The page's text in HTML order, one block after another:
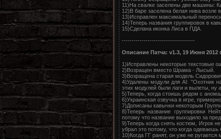
11)На свалке заселены две машины:
12)В баре заселена белая нива
13)Исправлен максимальный
14)Теперь названия группировок в
15)Сделана иконка Лиса в ПДА.
-------------------------------------
Описание Патча: v1.3, 19 Июня 2012
1)Исправлены некоторые текстовые
2)Возращен вместо Шрама - Лысый.
3)Возращена старая модель
4)Удалены модули для AI: "Охотник
этих модулей были лаги и вылеты, ну
5)Теперь, когда стоишь рядом с
6)Украинская озвучка в игре,
7)Дописаны кавычки некоторым
8)Теперь название группировки
потому что название выходило за
9)Теперь когда снять костюм, Игрок
убрал это потому, что когда
10)Когда ГГ ранят, он уже не